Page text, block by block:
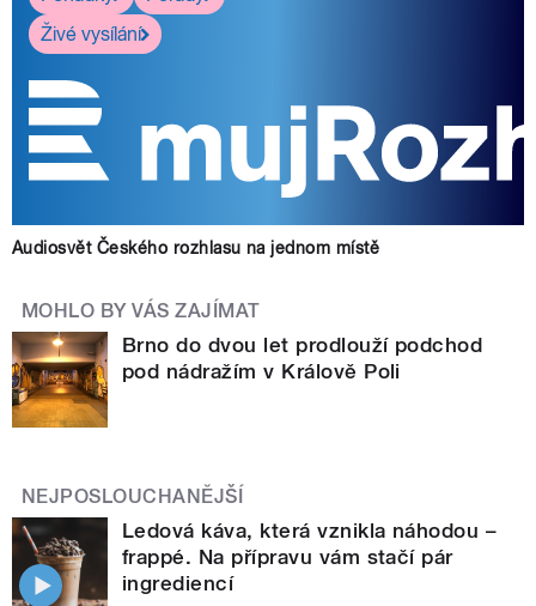
Živé vysílání
Audiosvět Českého rozhlasu na jednom místě
MOHLO BY VÁS ZAJÍMAT
Brno do dvou let prodlouží podchod
pod nádražím v Králově Poli
NEJPOSLOUCHANĚJŠÍ
Ledová káva, která vznikla náhodou –
frappé. Na přípravu vám stačí pár
ingrediencí